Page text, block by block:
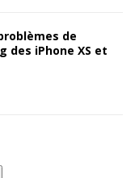
de
des iPhone XS et